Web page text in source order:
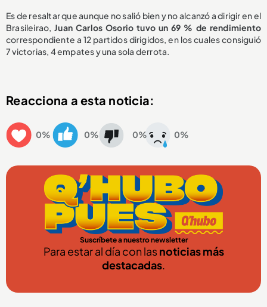
Es de resaltar que aunque no salió bien y no alcanzó a dirigir en el
Brasileirao,Juan Carlos Osorio tuvo un 69 % de rendimiento
correspondiente a 12 partidos dirigidos, en los cuales consiguió
7 victorias, 4 empates y una sola derrota.
Reacciona a esta noticia:
0% 0% 0% 0%
Suscríbete a nuestro newsletter
Para estar al día con lasnoticias más
destacadas.